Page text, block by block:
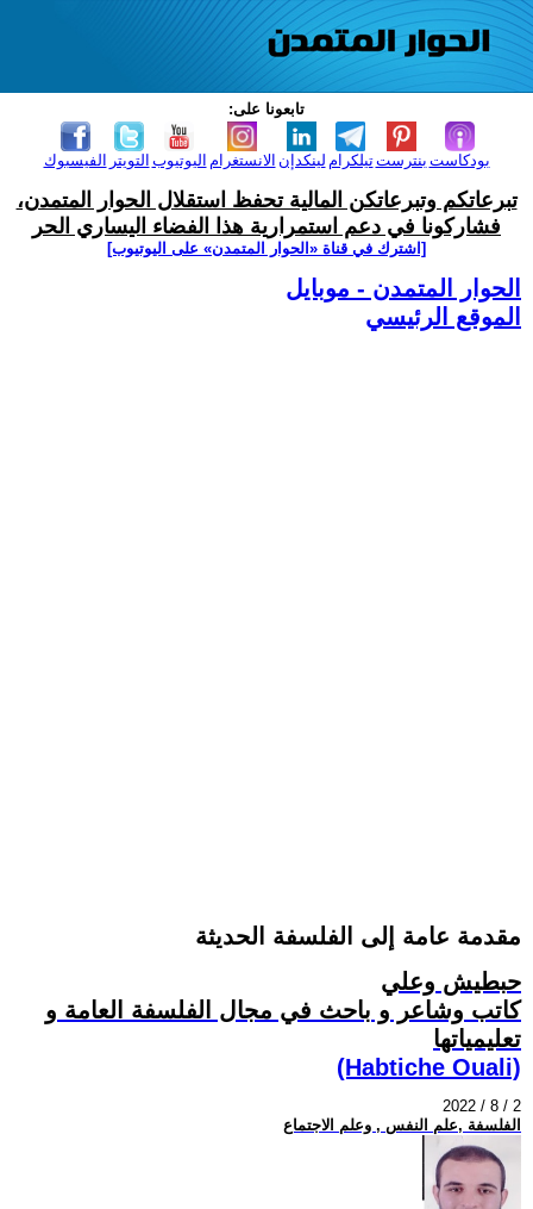
تابعونا على:
الفيسبوك التويتر اليوتيوب الانستغرام لينكدإن تيلكرامبنترست بودكاست
تبرعاتكم وتبرعاتكن المالية تحفظ استقلال الحوار المتمدن،
فشاركونا في دعم استمرارية هذا الفضاء اليساري الحر
[اشترك في قناة ‫«الحوار المتمدن» على اليوتيوب]
الحوار المتمدن - موبايل
الموقع الرئيسي
مقدمة عامة إلى الفلسفة الحديثة
حبطيش وعلي
كاتب وشاعر و باحث في مجال الفلسفة العامة و
تعليمياتها
(Habtiche Ouali)
2022 / 8 / 2
الفلسفة ,علم النفس , وعلم الاجتماع